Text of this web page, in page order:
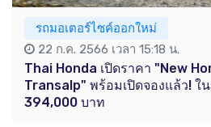
รถมอเตอร์ไซค์ออกใหม่
22 ก.ค. 2566 เวลา 15:18 น.
Thai Honda เปิดราคา "New
Transalp" พร้อมเปิดจองแล้ว! ใ
394,000 บาท